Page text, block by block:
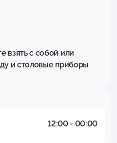
взять с собой или
и столовые приборы
12:00 - 00:00